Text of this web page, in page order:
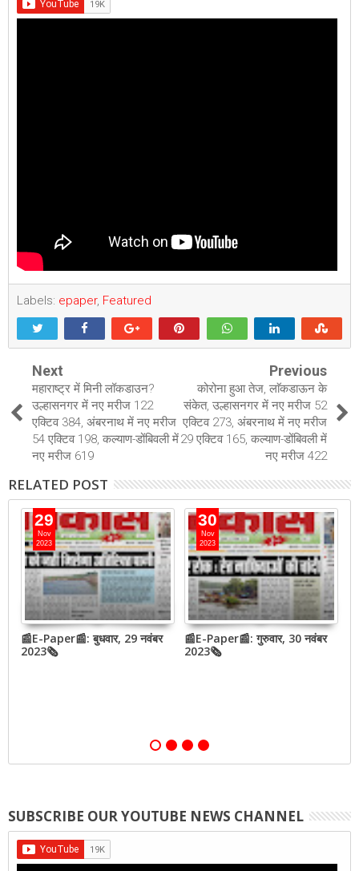
Labels: epaper, Featured
Next
महाराष्ट्र में मिनी लॉकडाउन?
उल्हासनगर में नए मरीज 122
एक्टिव 384, अंबरनाथ में नए मरीज
54 एक्टिव 198, कल्याण-डोंबिवली में
नए मरीज 619
Previous
कोरोना हुआ तेज, लाॅकडाऊन के
संकेत, उल्हासनगर में नए मरीज 52
एक्टिव 273, अंबरनाथ में नए मरीज
29 एक्टिव 165, कल्याण-डोंबिवली में
नए मरीज 422
RELATED POST
29
Nov
2023
📰E-Paper📰: बुधवार, 29 नवंबर
2023🗞
30
Nov
2023
📰E-Paper📰: गुरुवार, 30 नवंबर
2023🗞
SUBSCRIBE OUR YOUTUBE NEWS CHANNEL